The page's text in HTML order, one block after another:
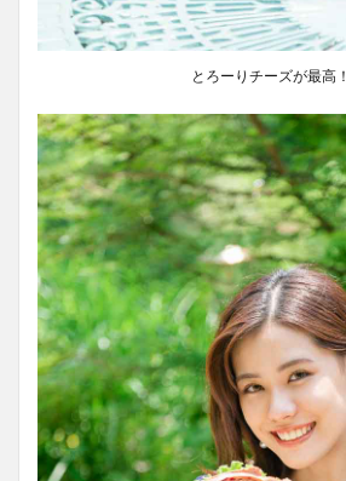
とろーりチーズが最高！